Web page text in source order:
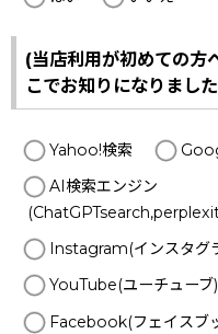
(当店利用が初めての方
こでお知りになりまし
Yahoo!検索
AI検索エンジン
Instagram(インスタグ
YouTube(ユーチューブ)
Facebook(フェイスブ